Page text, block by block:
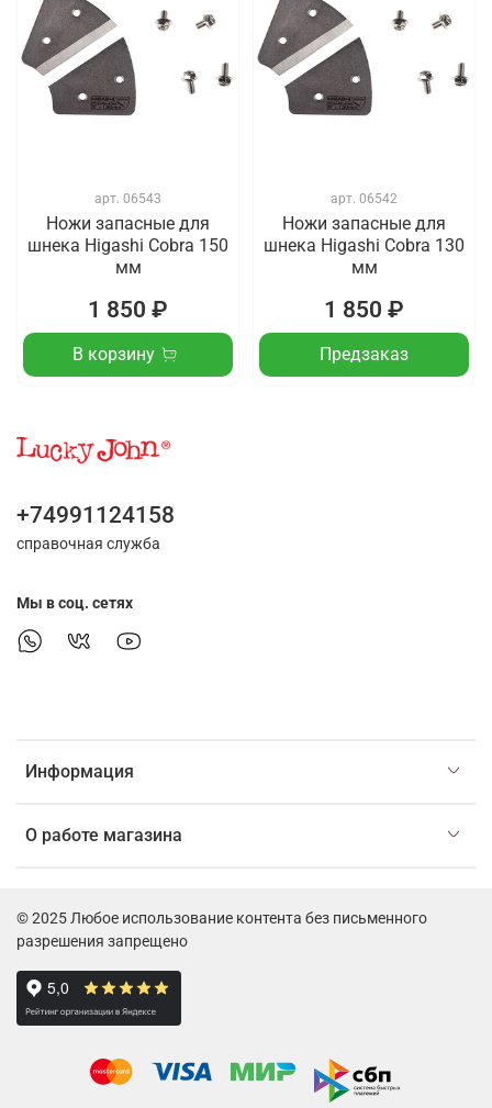
арт. 06543
Ножи запасные для
шнека Higashi Cobra 150
мм
1 850 ₽
В корзину
арт. 06542
Ножи запасные для
шнека Higashi Cobra 130
мм
1 850 ₽
Предзаказ
Информация
О работе магазина
+74991124158
справочная служба
Мы в соц. сетях
© 2025 Любое использование контента без письменного
разрешения запрещено